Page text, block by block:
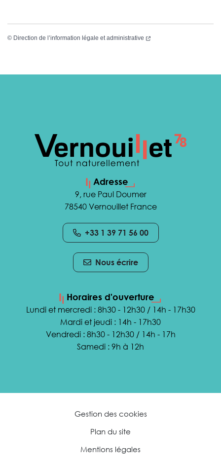
© Direction de l’information légale et administrative (nouvelle fenêtre)
Adresse
9, rue Paul Doumer
78540 Vernouillet France
+33 1 39 71 56 00
Nous écrire
Horaires d'ouverture
Lundi et mercredi : 8h30 - 12h30 / 14h - 17h30
Mardi et jeudi : 14h - 17h30
Vendredi : 8h30 - 12h30 / 14h - 17h
Samedi : 9h à 12h
Gestion des cookies
Plan du site
Mentions légales